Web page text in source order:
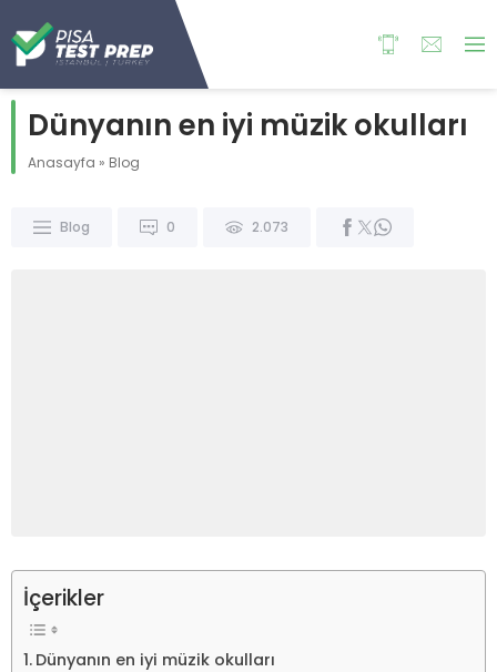
Dünyanın en iyi müzik okulları
Anasayfa » Blog
Blog 0 2.073
İçerikler
Dünyanın en iyi müzik okulları